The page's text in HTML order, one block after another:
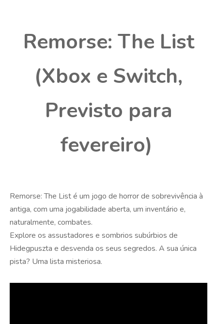
Remorse: The List
(Xbox e Switch,
Previsto para
fevereiro)
Remorse: The List é um jogo de horror de sobrevivência à
antiga, com uma jogabilidade aberta, um inventário e,
naturalmente, combates.
Explore os assustadores e sombrios subúrbios de
Hidegpuszta e desvenda os seus segredos. A sua única
pista? Uma lista misteriosa.